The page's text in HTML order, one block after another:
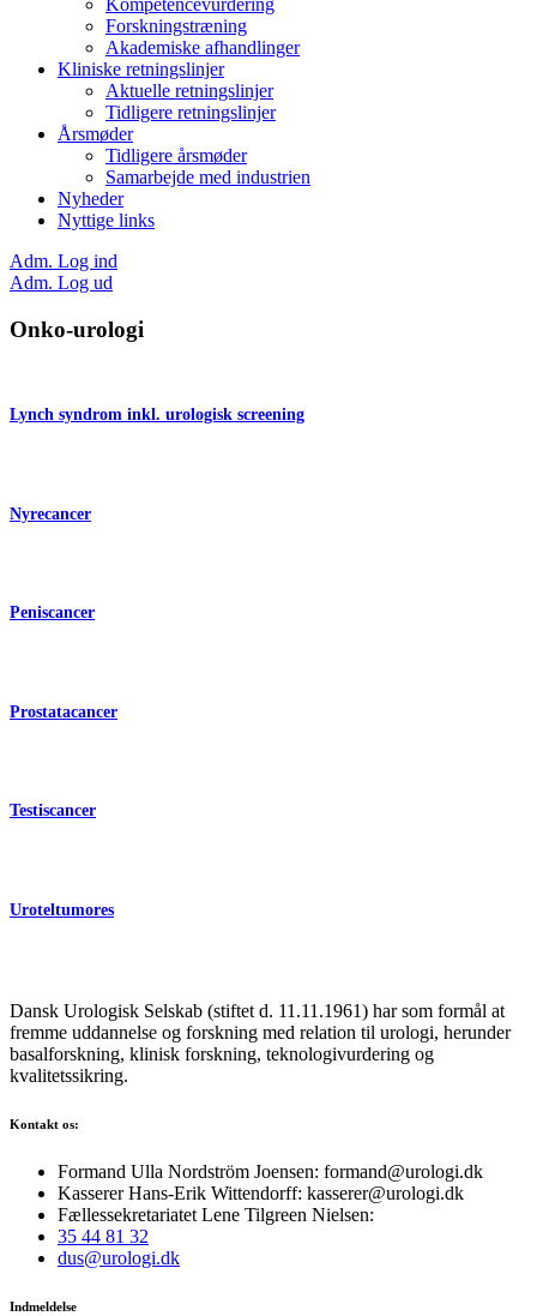
Kompetencevurdering
Forskningstræning
Akademiske afhandlinger
Kliniske retningslinjer
Aktuelle retningslinjer
Tidligere retningslinjer
Årsmøder
Tidligere årsmøder
Samarbejde med industrien
Nyheder
Nyttige links
Adm. Log ind
Adm. Log ud
Onko-urologi
Lynch syndrom inkl. urologisk screening
Nyrecancer
Peniscancer
Prostatacancer
Testiscancer
Uroteltumores
Dansk Urologisk Selskab (stiftet d. 11.11.1961) har som formål at
fremme uddannelse og forskning med relation til urologi, herunder
basalforskning, klinisk forskning, teknologivurdering og
kvalitetssikring.
Kontakt os:
Formand Ulla Nordström Joensen: formand@urologi.dk
Kasserer Hans-Erik Wittendorff: kasserer@urologi.dk
Fællessekretariatet Lene Tilgreen Nielsen:
35 44 81 32
dus@urologi.dk
Indmeldelse